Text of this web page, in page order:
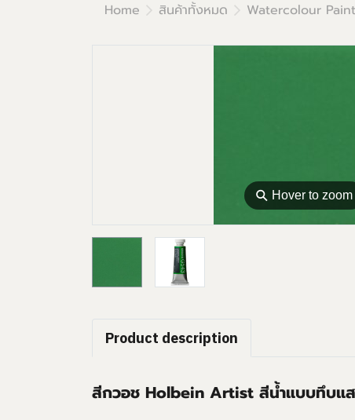
Home สินค้าทั้งหมด Watercolour Paint
⚲ Hover to zoom
Product description
สีกวอช Holbein Artist สีน้ำแบบทึบแ